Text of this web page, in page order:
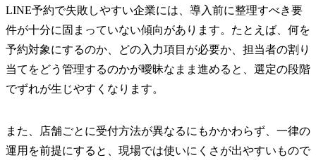
LINE予約で失敗しやすい企業には、導入前に整理すべき要
件が十分に固まっていない傾向があります。たとえば、何を
予約対象にするのか、どの入力項目が必要か、担当者の割り
当てをどう管理するのかが曖昧なまま進めると、選定の段階
でずれが生じやすくなります。
また、店舗ごとに受付方法が異なるにもかかわらず、一律の
運用を前提にすると、現場では使いにくさが出やすいもので